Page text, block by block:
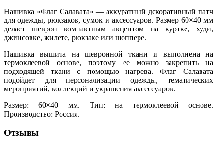
Нашивка «Флаг Салавата» — аккуратный декоративный патч
для одежды, рюкзаков, сумок и аксессуаров. Размер 60×40 мм
делает шеврон компактным акцентом на куртке, худи,
джинсовке, жилете, рюкзаке или шоппере.
Нашивка вышита на шевронной ткани и выполнена на
термоклеевой основе, поэтому ее можно закрепить на
подходящей ткани с помощью нагрева. Флаг Салавата
подойдет для персонализации одежды, тематических
мероприятий, коллекций и украшения аксессуаров.
Размер: 60×40 мм. Тип: на термоклеевой основе.
Производство: Россия.
Отзывы